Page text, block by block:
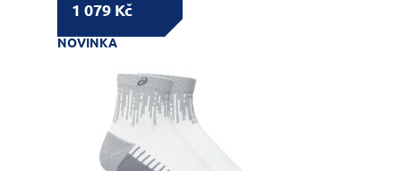
1 079 Kč
NOVINKA